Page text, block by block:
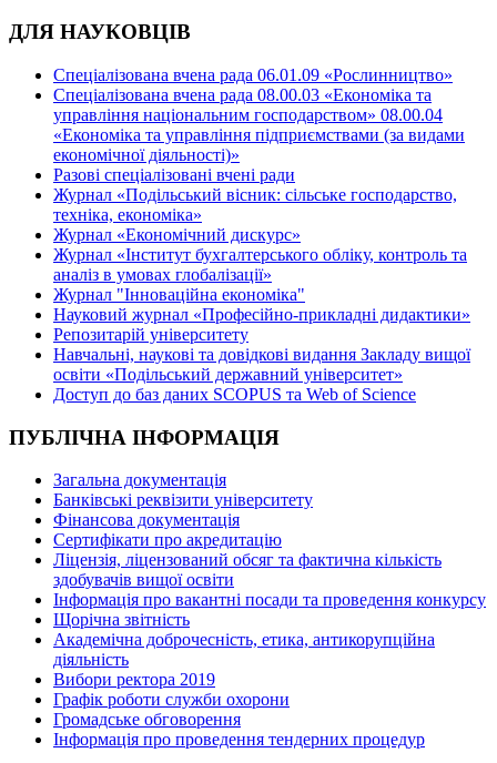
ДЛЯ НАУКОВЦІВ
Спеціалізована вчена рада 06.01.09 «Рослинництво»
Спеціалізована вчена рада 08.00.03 «Економіка та
управління національним господарством» 08.00.04
«Економіка та управління підприємствами (за видами
економічної діяльності)»
Разові спеціалізовані вчені ради
Журнал «Подільський вісник: сільське господарство,
техніка, економіка»
Журнал «Економічний дискурс»
Журнал «Інститут бухгалтерського обліку, контроль та
аналіз в умовах глобалізації»
Журнал "Інноваційна економіка"
Науковий журнал «Професійно-прикладні дидактики»
Репозитарій університету
Навчальні, наукові та довідкові видання Закладу вищої
освіти «Подільський державний університет»
Доступ до баз даних SCOPUS та Web of Science
ПУБЛІЧНА ІНФОРМАЦІЯ
Загальна документація
Банківські реквізити університету
Фінансова документація
Сертифікати про акредитацію
Ліцензія, ліцензований обсяг та фактична кількість
здобувачів вищої освіти
Інформація про вакантні посади та проведення конкурсу
Щорічна звітність
Академічна доброчесність, етика, антикорупційна
діяльність
Вибори ректора 2019
Графік роботи служби охорони
Громадське обговорення
Інформація про проведення тендерних процедур